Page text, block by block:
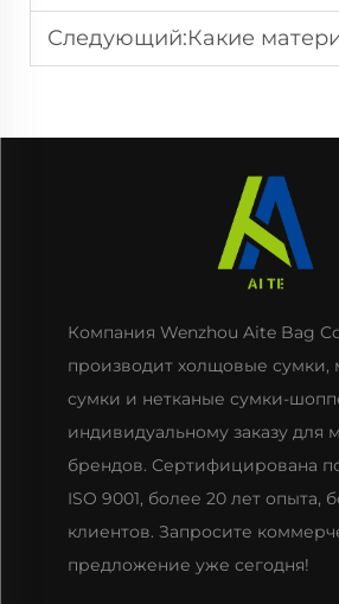
Следующий:Какие материалы используются для
Компания Wenzhou Aite Bag
производит холщовые
сумки и нетканые сумки-
индивидуальному заказу для
брендов. Сертифицирована
ISO 9001, более 20 лет опыта,
клиентов. Запросите
предложение уже сегодня!